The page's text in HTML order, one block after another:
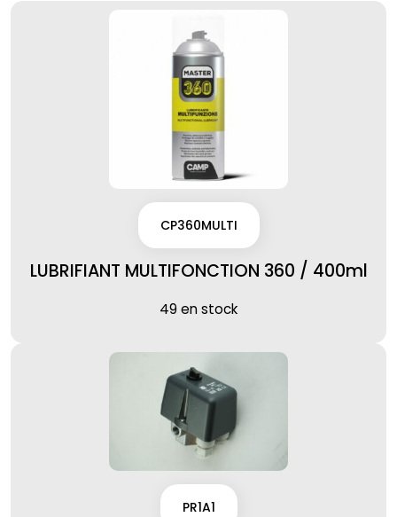
CP360MULTI
LUBRIFIANT MULTIFONCTION 360 / 400ml
49 en stock
PR1A1